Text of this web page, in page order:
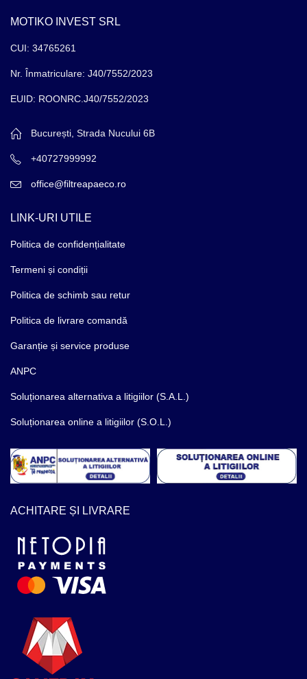
MOTIKO INVEST SRL
CUI: 34765261
Nr. Înmatriculare: J40/7552/2023
EUID: ROONRC.J40/7552/2023
București, Strada Nucului 6B
+40727999992
office@filtreapaeco.ro
LINK-URI UTILE
Politica de confidențialitate
Termeni și condiții
Politica de schimb sau retur
Politica de livrare comandă
Garanție și service produse
ANPC
Soluționarea alternativa a litigiilor (S.A.L.)
Soluționarea online a litigiilor (S.O.L.)
ACHITARE ȘI LIVRARE